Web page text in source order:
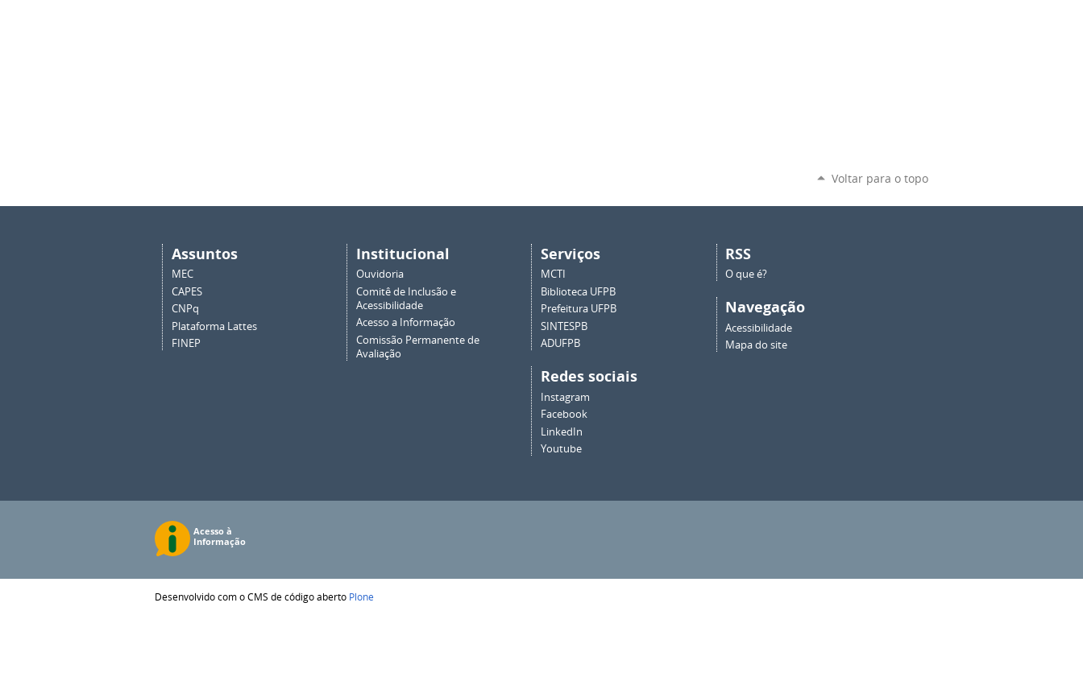
Voltar para o topo
Assuntos
MEC
CAPES
CNPq
Plataforma Lattes
FINEP
Institucional
Ouvidoria
Comitê de Inclusão e
Acessibilidade
Acesso a Informação
Comissão Permanente de
Avaliação
Serviços
MCTI
Biblioteca UFPB
Prefeitura UFPB
SINTESPB
ADUFPB
Redes sociais
Instagram
Facebook
LinkedIn
Youtube
RSS
O que é?
Navegação
Acessibilidade
Mapa do site
Desenvolvido com o CMS de código aberto Plone